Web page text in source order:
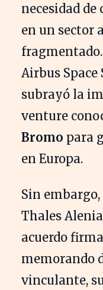
necesidad
en un sector
Airbus Space
subrayó la
venture
Bromo para
en Europa.
Sin embargo,
Thales
acuerdo
memorando
vinculante,